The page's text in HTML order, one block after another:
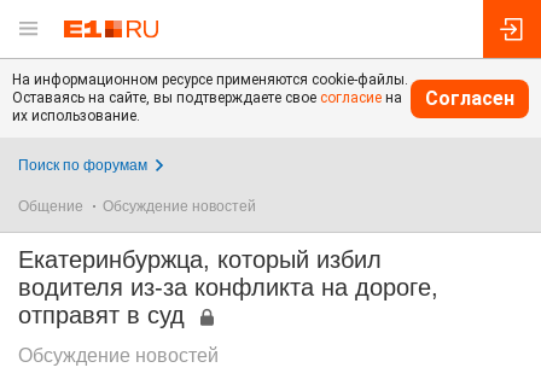
На информационном ресурсе применяются cookie-файлы.
Оставаясь на сайте, вы подтверждаете свое согласие на
их использование.
Согласен
Поиск по форумам
Общение Обсуждение новостей
Екатеринбуржца, который избил
водителя из-за конфликта на дороге,
отправят в суд
Обсуждение новостей